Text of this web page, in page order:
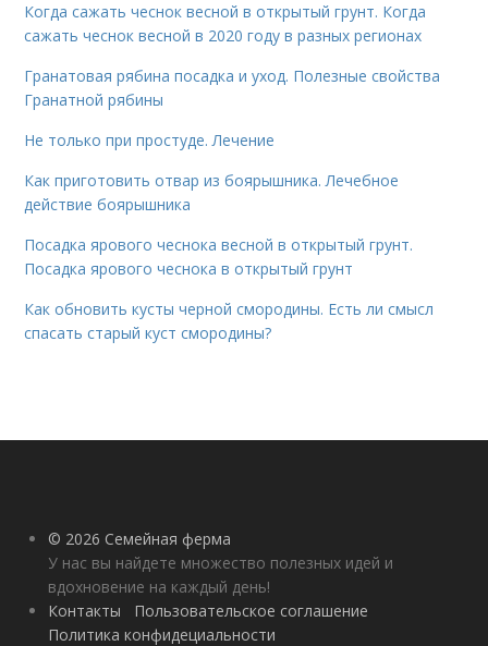
Когда сажать чеснок весной в открытый грунт. Когда
сажать чеснок весной в 2020 году в разных регионах
Гранатовая рябина посадка и уход. Полезные свойства
Гранатной рябины
Не только при простуде. Лечение
Как приготовить отвар из боярышника. Лечебное
действие боярышника
Посадка ярового чеснока весной в открытый грунт.
Посадка ярового чеснока в открытый грунт
Как обновить кусты черной смородины. Есть ли смысл
спасать старый куст смородины?
© 2026 Семейная ферма
У нас вы найдете множество полезных идей и
вдохновение на каждый день!
Контакты
Пользовательское соглашение
Политика конфидециальности